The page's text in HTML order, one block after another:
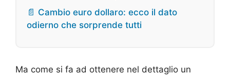
📄 Cambio euro dollaro: ecco il dato
odierno che sorprende tutti
Ma come si fa ad ottenere nel dettaglio un